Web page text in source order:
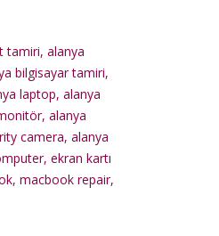
tamiri, alanya
bilgisayar tamiri,
laptop, alanya
, alanya
camera, alanya
, ekran kartı
, macbook repair,